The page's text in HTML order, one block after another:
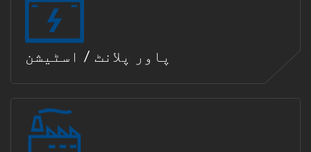
پاور پلانٹ / اسٹیشن